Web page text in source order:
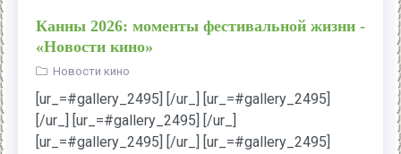
Канны 2026: моменты фестивальной жизни -
«Новости кино»
Новости кино
[ur_=#gallery_2495] [/ur_] [ur_=#gallery_2495]
[/ur_] [ur_=#gallery_2495] [/ur_]
[ur_=#gallery_2495] [/ur_] [ur_=#gallery_2495]